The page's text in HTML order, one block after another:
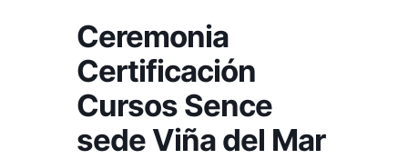
Ceremonia
Certificación
Cursos Sence
sede Viña del Mar